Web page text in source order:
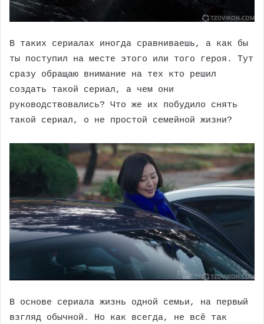
В таких сериалах иногда сравниваешь, а как бы
ты поступил на месте этого или того героя. Тут
сразу обращаю внимание на тех кто решил
создать такой сериал, а чем они
руководствовались? Что же их побудило снять
такой сериал, о не простой семейной жизни?
В основе сериала жизнь одной семьи, на первый
взгляд обычной. Но как всегда, не всё так